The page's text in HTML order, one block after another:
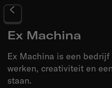
Ex Machina
Ex Machina is een
werken, creativiteit en
staan.